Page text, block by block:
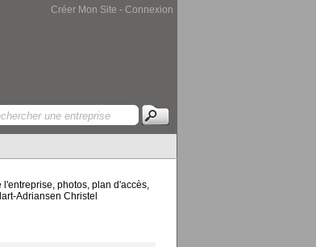
Créer Mon Site - Connexion
photos, plan d'accès,
Adriansen Christel